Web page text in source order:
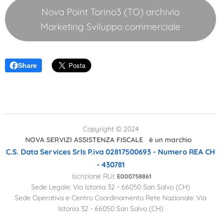
Nova Point Torino3 (TO) archivio
Marketing Sviluppo commerciale
Share
Copyright © 2024
NOVA SERVIZI ASSISTENZA FISCALE è un marchio
C.S. Data Services Srls P.iva 02817500693 - Numero REA CH
- 430781
Iscrizione RUI: E000758861
Sede Legale: Via Istonia 32 - 66050 San Salvo (CH)
Sede Operativa e Centro Coordinamento Rete Nazionale: Via
Istonia 32 - 66050 San Salvo (CH)